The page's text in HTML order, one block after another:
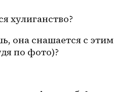
хулиганство?
она снашается с этим
по фото)?